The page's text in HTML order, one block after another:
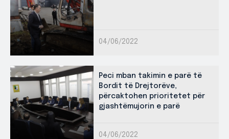
04/06/2022
Peci mban takimin e parë të
Bordit të Drejtorëve,
përcaktohen prioritetet për
gjashtëmujorin e parë
04/06/2022